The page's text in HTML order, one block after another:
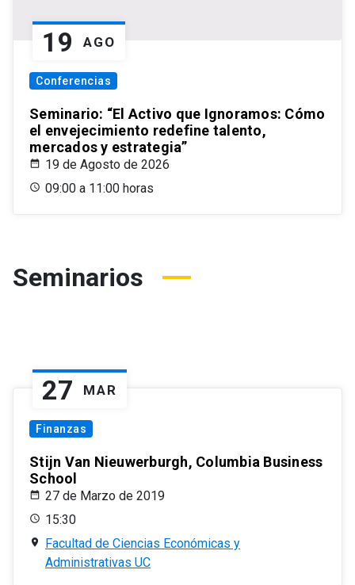
19 AGO
Conferencias
Seminario: “El Activo que Ignoramos: Cómo
el envejecimiento redefine talento,
mercados y estrategia”
19 de Agosto de 2026
09:00 a 11:00 horas
Seminarios
27 MAR
Finanzas
Stijn Van Nieuwerburgh, Columbia Business
School
27 de Marzo de 2019
15:30
Facultad de Ciencias Económicas y
Administrativas UC